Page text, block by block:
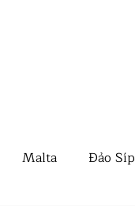
Malta Đảo Síp